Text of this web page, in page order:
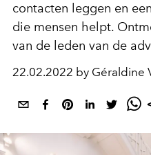
contacten leggen en
die mensen helpt.
van de leden van de
22.02.2022 by Géraldine